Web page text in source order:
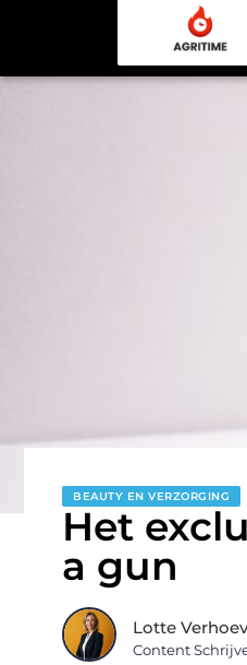
BEAUTY EN VERZORGING
Het
a gun
Lotte
Content